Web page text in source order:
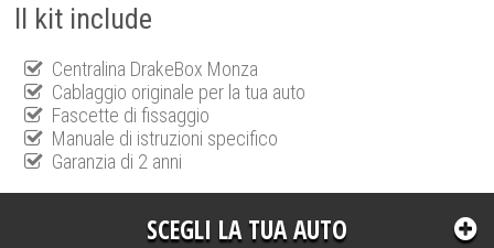
Il kit include
Centralina DrakeBox Monza
Cablaggio originale per la tua auto
Fascette di fissaggio
Manuale di istruzioni specifico
Garanzia di 2 anni
SCEGLI LA TUA AUTO